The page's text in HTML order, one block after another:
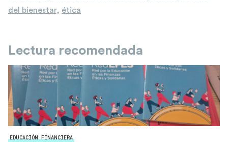
del bienestar, ética
Lectura recomendada
EDUCACIÓN FINANCIERA